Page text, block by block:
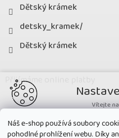
Náš e-shop používá soubory
pohodlné prohlížení webu. Díky
Dětský krámek
detsky_kramek/
Dětský krámek
Přijímáme online platby
Vítejte
Potřebujeme nastavit cookies
zobrazovaný obsah odpovídal
přesně to, co potřebujete. Soubory